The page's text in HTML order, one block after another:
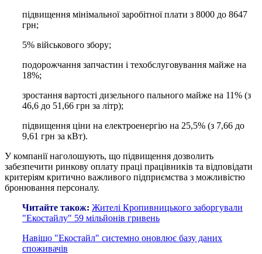
підвищення мінімальної заробітної плати з 8000 до 8647
грн;
5% військового збору;
подорожчання запчастин і техобслуговування майже на
18%;
зростання вартості дизельного пального майже на 11% (з
46,6 до 51,66 грн за літр);
підвищення ціни на електроенергію на 25,5% (з 7,66 до
9,61 грн за кВт).
У компанії наголошують, що підвищення дозволить
забезпечити ринкову оплату праці працівників та відповідати
критеріям критично важливого підприємства з можливістю
бронювання персоналу.
Читайте також: Жителі Кропивницького заборгували
"Екостайлу" 59 мільйонів гривень
Навіщо "Екостайл" системно оновлює базу даних
споживачів